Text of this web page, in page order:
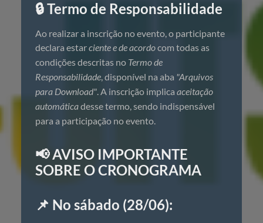
🔒 Termo de Responsabilidade
Ao realizar a inscrição no evento, o participante
declara estarciente e de acordocom todas as
condições descritas no Termo de
Responsabilidade , disponível na aba "Arquivos
para Download" . A inscrição implica aceitação
automáticadesse termo, sendo indispensável
para a participação no evento.
📢 AVISO IMPORTANTE
SOBRE O CRONOGRAMA
📌 No sábado (28/06):